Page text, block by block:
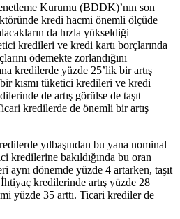
Kurumu (BDDK)’nın son
kredi hacmi önemli ölçüde
da hızla yükseldiği
kredileri ve kredi kartı borçlarında
ödemekte zorlandığını
kredilerde yüzde 25’lik bir artış
kısmı tüketici kredileri ve kredi
de artış görülse de taşıt
kredilerde de önemli bir artış
yılbaşından bu yana nominal
kredilerine bakıldığında bu oran
dönemde yüzde 4 artarken, taşıt
kredilerinde artış yüzde 28
yüzde 35 arttı. Ticari krediler de